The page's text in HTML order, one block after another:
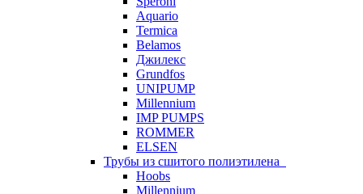
Aquario
Termica
Belamos
Джилекс
Grundfos
UNIPUMP
Millennium
IMP PUMPS
ROMMER
ELSEN
Трубы из сшитого полиэтилена
Hoobs
Millennium